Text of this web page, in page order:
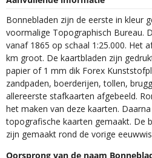
Bonnebladen zijn de eerste in kleur
voormalige Topographisch Bureau.
vanaf 1865 op schaal 1:25.000. Het
km groot. De kaartbladen zijn
papier of 1 mm dik Forex
zandpaden, boerderijen, tollen,
allereerste stafkaarten afgebeeld.
het maken van deze kaarten.
topografische kaarten gemaakt. De
zijn gemaakt rond de vorige
Oorsprong van de naam